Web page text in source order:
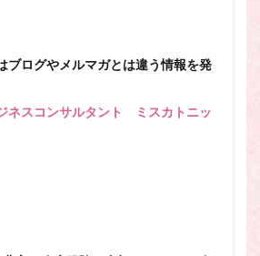
ブログやメルマガとは違う情報を発
ネスコンサルタント ミスカトニッ